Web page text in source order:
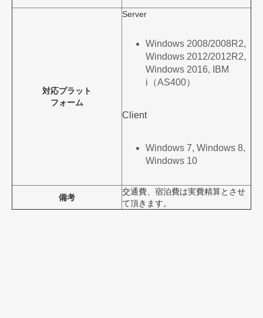
対応プラット
フォーム
Server
Windows 2008/2008R2,
Windows 2012/2012R2,
Windows 2016, IBM
i（AS400）
Client
Windows 7, Windows 8,
Windows 10
備考
交通費、宿泊費は実費精算とさせ
て頂きます。